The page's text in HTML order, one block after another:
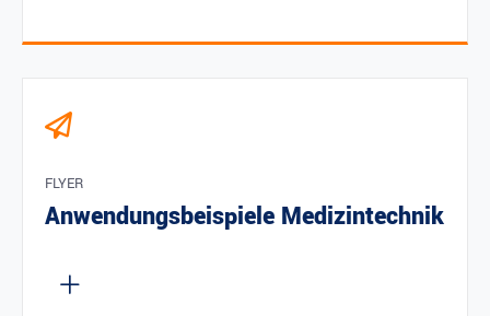
FLYER
Anwendungsbeispiele Medizintechnik